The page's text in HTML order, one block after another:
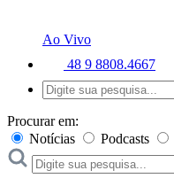
Ao Vivo
48 9 8808.4667
Procurar em:
Notícias
Podcasts